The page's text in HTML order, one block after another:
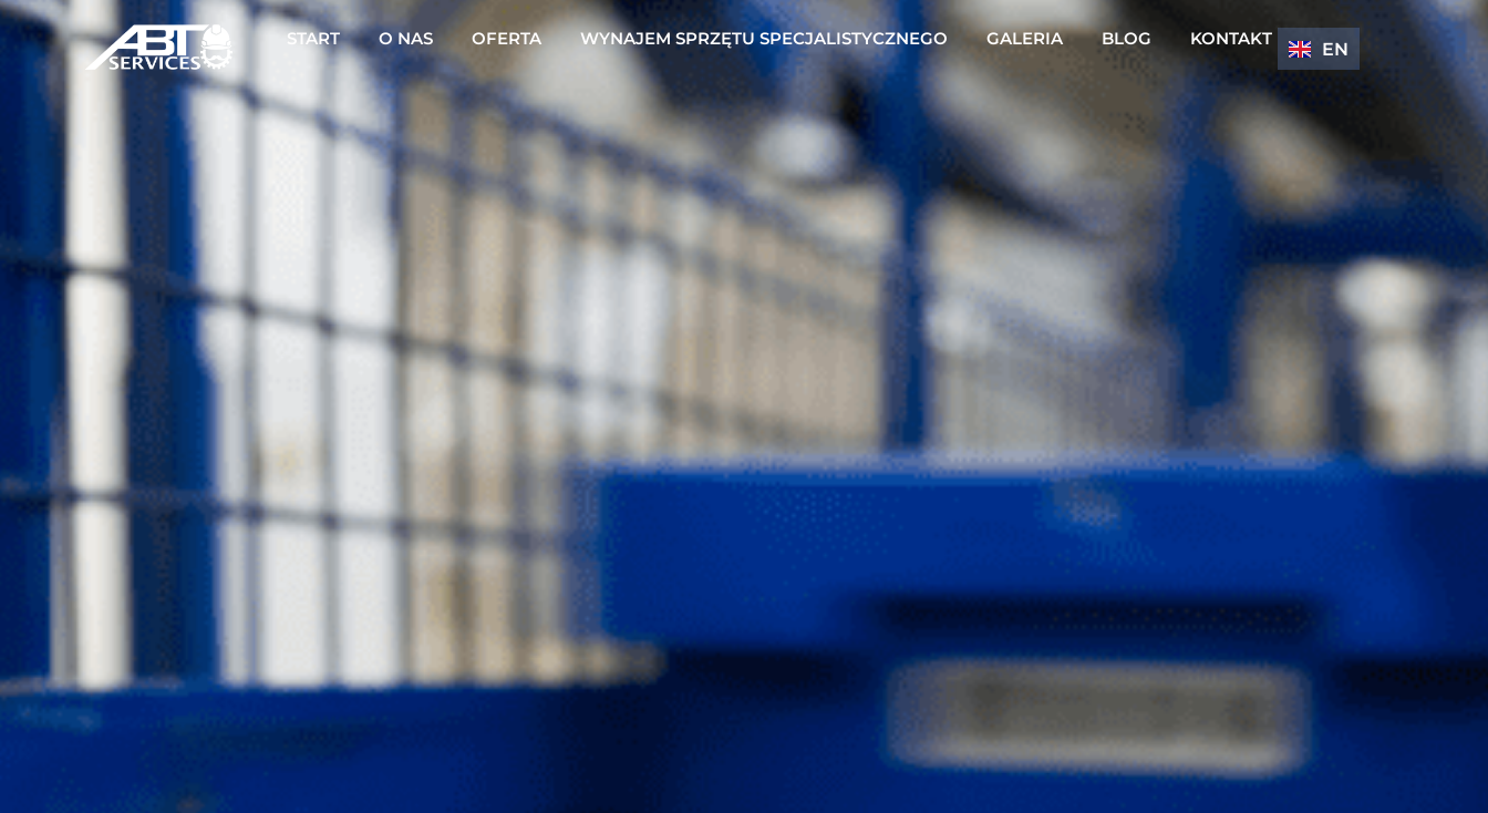
START O NAS OFERTA WYNAJEM SPRZĘTU SPECJALISTYCZNEGO GALERIA BLOG KONTAKT
EN